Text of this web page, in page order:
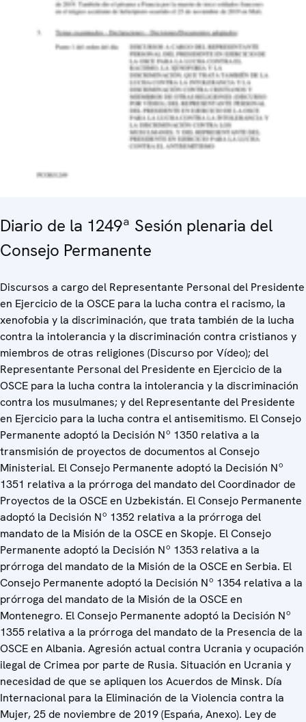
Diario de la 1249ª Sesión plenaria del
Consejo Permanente
Discursos a cargo del Representante Personal del Presidente
en Ejercicio de la OSCE para la lucha contra el racismo, la
xenofobia y la discriminación, que trata también de la lucha
contra la intolerancia y la discriminación contra cristianos y
miembros de otras religiones (Discurso por Vídeo); del
Representante Personal del Presidente en Ejercicio de la
OSCE para la lucha contra la intolerancia y la discriminación
contra los musulmanes; y del Representante del Presidente
en Ejercicio para la lucha contra el antisemitismo. El Consejo
Permanente adoptó la Decisión Nº 1350 relativa a la
transmisión de proyectos de documentos al Consejo
Ministerial. El Consejo Permanente adoptó la Decisión Nº
1351 relativa a la prórroga del mandato del Coordinador de
Proyectos de la OSCE en Uzbekistán. El Consejo Permanente
adoptó la Decisión Nº 1352 relativa a la prórroga del
mandato de la Misión de la OSCE en Skopje. El Consejo
Permanente adoptó la Decisión Nº 1353 relativa a la
prórroga del mandato de la Misión de la OSCE en Serbia. El
Consejo Permanente adoptó la Decisión Nº 1354 relativa a la
prórroga del mandato de la Misión de la OSCE en
Montenegro. El Consejo Permanente adoptó la Decisión Nº
1355 relativa a la prórroga del mandato de la Presencia de la
OSCE en Albania. Agresión actual contra Ucrania y ocupación
ilegal de Crimea por parte de Rusia. Situación en Ucrania y
necesidad de que se apliquen los Acuerdos de Minsk. Día
Internacional para la Eliminación de la Violencia contra la
Mujer, 25 de noviembre de 2019 (Espańa, Anexo). Ley de